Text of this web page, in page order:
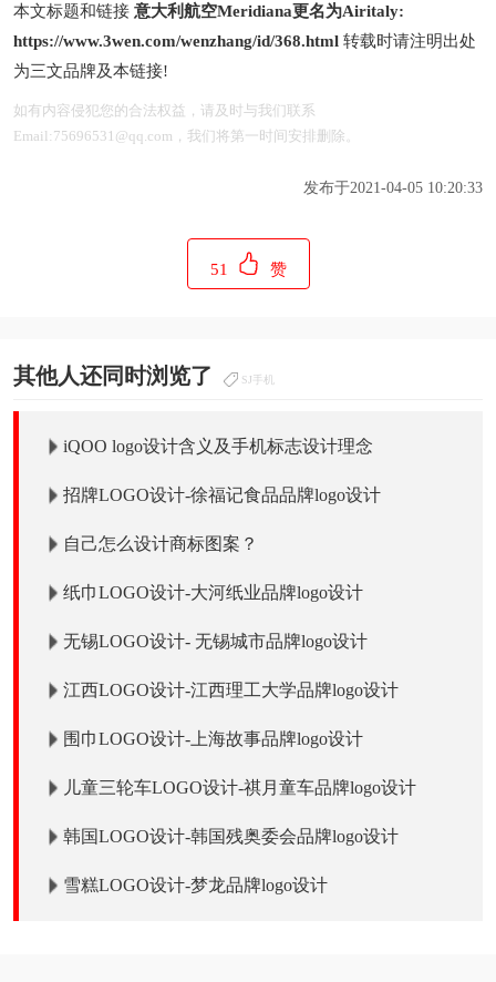
本文标题和链接 意大利航空Meridiana更名为Airitaly:
https://www.3wen.com/wenzhang/id/368.html 转载时请注明出处
为三文品牌及本链接!
如有内容侵犯您的合法权益，请及时与我们联系
Email:75696531@qq.com，我们将第一时间安排删除。
发布于2021-04-05 10:20:33
51 赞
其他人还同时浏览了 SJ手机
iQOO logo设计含义及手机标志设计理念
招牌LOGO设计-徐福记食品品牌logo设计
自己怎么设计商标图案？
纸巾LOGO设计-大河纸业品牌logo设计
无锡LOGO设计- 无锡城市品牌logo设计
江西LOGO设计-江西理工大学品牌logo设计
围巾LOGO设计-上海故事品牌logo设计
儿童三轮车LOGO设计-祺月童车品牌logo设计
韩国LOGO设计-韩国残奥委会品牌logo设计
雪糕LOGO设计-梦龙品牌logo设计